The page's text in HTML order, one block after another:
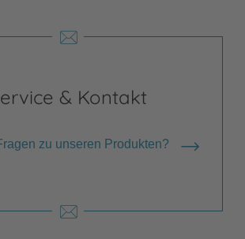
& Kontakt
zu unseren Produkten?